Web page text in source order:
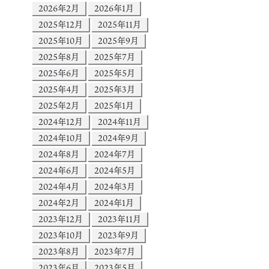
2026年2月
2026年1月
2025年12月
2025年11月
2025年10月
2025年9月
2025年8月
2025年7月
2025年6月
2025年5月
2025年4月
2025年3月
2025年2月
2025年1月
2024年12月
2024年11月
2024年10月
2024年9月
2024年8月
2024年7月
2024年6月
2024年5月
2024年4月
2024年3月
2024年2月
2024年1月
2023年12月
2023年11月
2023年10月
2023年9月
2023年8月
2023年7月